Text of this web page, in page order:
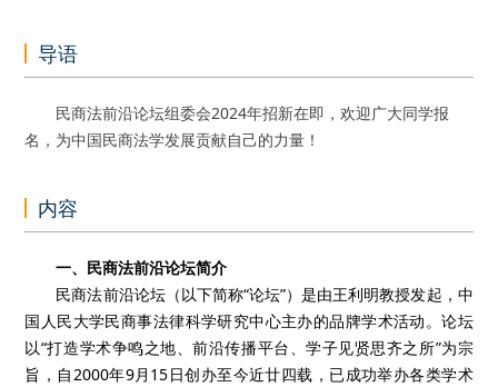
导语
民商法前沿论坛组委会2024年招新在即，欢迎广大同学报
名，为中国民商法学发展贡献自己的力量！
内容
一、民商法前沿论坛简介
民商法前沿论坛（以下简称“论坛”）是由王利明教授发起，中
国人民大学民商事法律科学研究中心主办的品牌学术活动。论坛
以“打造学术争鸣之地、前沿传播平台、学子见贤思齐之所”为宗
旨，自2000年9月15日创办至今近廿四载，已成功举办各类学术